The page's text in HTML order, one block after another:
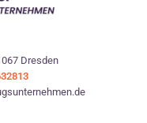
Dresden